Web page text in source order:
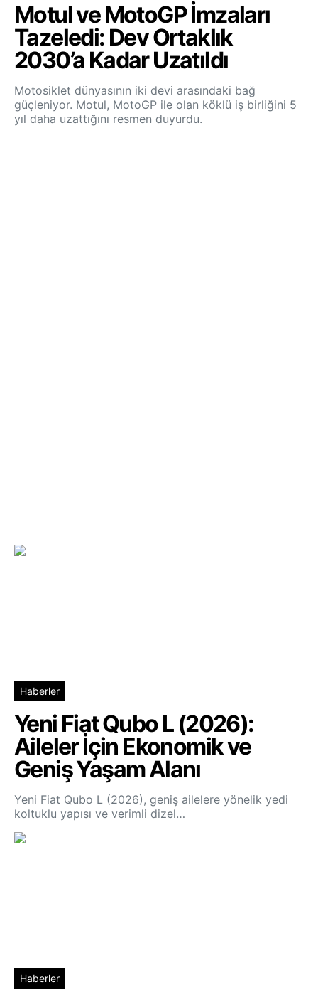
Motul ve MotoGP İmzaları
Tazeledi: Dev Ortaklık
2030’a Kadar Uzatıldı
Motosiklet dünyasının iki devi arasındaki bağ
güçleniyor. Motul, MotoGP ile olan köklü iş birliğini 5
yıl daha uzattığını resmen duyurdu.
Haberler
Yeni Fiat Qubo L (2026):
Aileler İçin Ekonomik ve
Geniş Yaşam Alanı
Yeni Fiat Qubo L (2026), geniş ailelere yönelik yedi
koltuklu yapısı ve verimli dizel…
Haberler